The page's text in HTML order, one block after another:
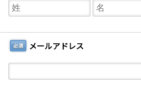
必須 メールアドレス